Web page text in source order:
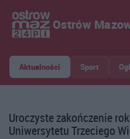
Ostrów
Aktualności Sport
Uroczyste zakończenie
Uniwersytetu Trzeciego